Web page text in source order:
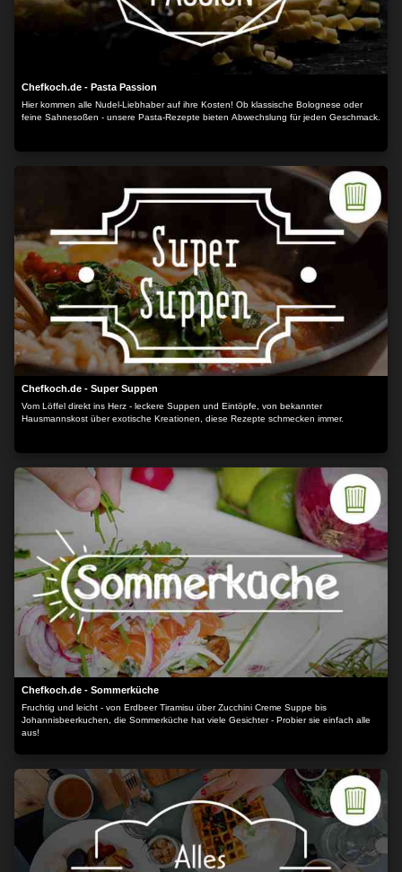
Chefkoch.de - Pasta Passion
Hier kommen alle Nudel-Liebhaber auf ihre Kosten! Ob klassische Bolognese oder
feine Sahnesoßen - unsere Pasta-Rezepte bieten Abwechslung für jeden Geschmack.
Chefkoch.de - Super Suppen
Vom Löffel direkt ins Herz - leckere Suppen und Eintöpfe, von bekannter
Hausmannskost über exotische Kreationen, diese Rezepte schmecken immer.
Chefkoch.de - Sommerküche
Fruchtig und leicht - von Erdbeer Tiramisu über Zucchini Creme Suppe bis
Johannisbeerkuchen, die Sommerküche hat viele Gesichter - Probier sie einfach alle
aus!